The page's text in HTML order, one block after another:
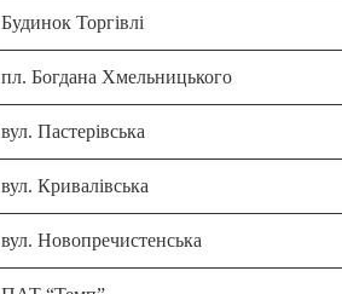
Будинок Торгівлі
пл. Богдана Хмельницького
вул. Пастерівська
вул. Кривалівська
вул. Новопречистенська